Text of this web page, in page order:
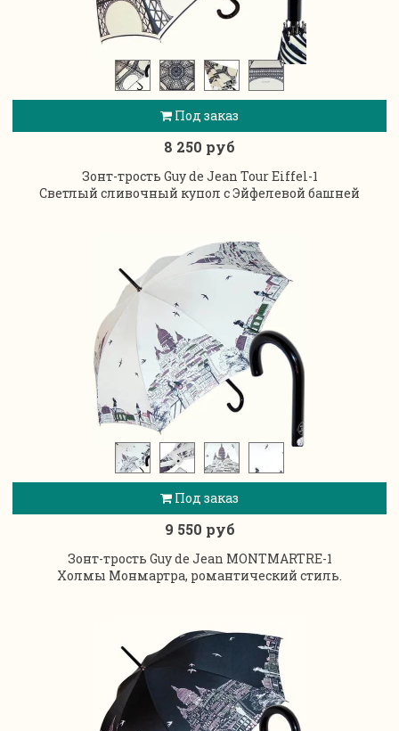
Под заказ
8 250 руб
Зонт-трость Guy de Jean Tour Eiffel-1
Светлый сливочный купол с Эйфелевой башней
Под заказ
9 550 руб
Зонт-трость Guy de Jean MONTMARTRE-1
Холмы Монмартра, романтический стиль.